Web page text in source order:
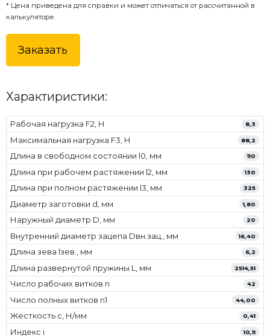
* Цена приведена для справки и может отличаться от рассчитанной в
калькуляторе.
Заказать
Характиристики:
Рабочая нагрузка F2, Н 8,3
Максимальная нагрузка F3, Н 88,2
Длина в свободном состоянии l0, мм 110
Длина при рабочем растяжении l2, мм 130
Длина при полном растяжении l3, мм 325
Диаметр заготовки d, мм 1,80
Наружный диаметр D, мм 20
Внутренний диаметр зацепа Dвн.зац., мм 16,40
Длина зева lзев., мм 6,2
Длина развернутой пружины L, мм 2514,51
Число рабочих витков n 42
Число полных витков n1 44,00
Жесткость с, Н/мм 0,41
Индекс i 10,11